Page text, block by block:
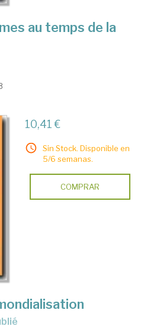
au temps de la
10,41 €
Sin Stock. Disponible en
5/6 semanas.
COMPRAR